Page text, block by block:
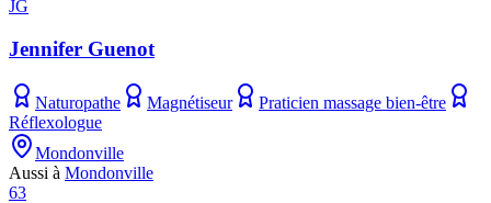
JG
Jennifer Guenot
Naturopathe Magnétiseur
Praticien massage bien-être
Réflexologue
Mondonville
Aussi à Mondonville
63